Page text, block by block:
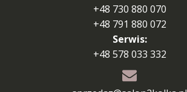
+48 730 880 070
+48 791 880 072
Serwis:
+48 578 033 332